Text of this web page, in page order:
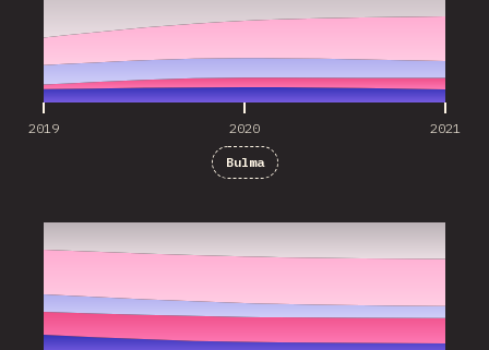
2019 2020 2021
Bulma